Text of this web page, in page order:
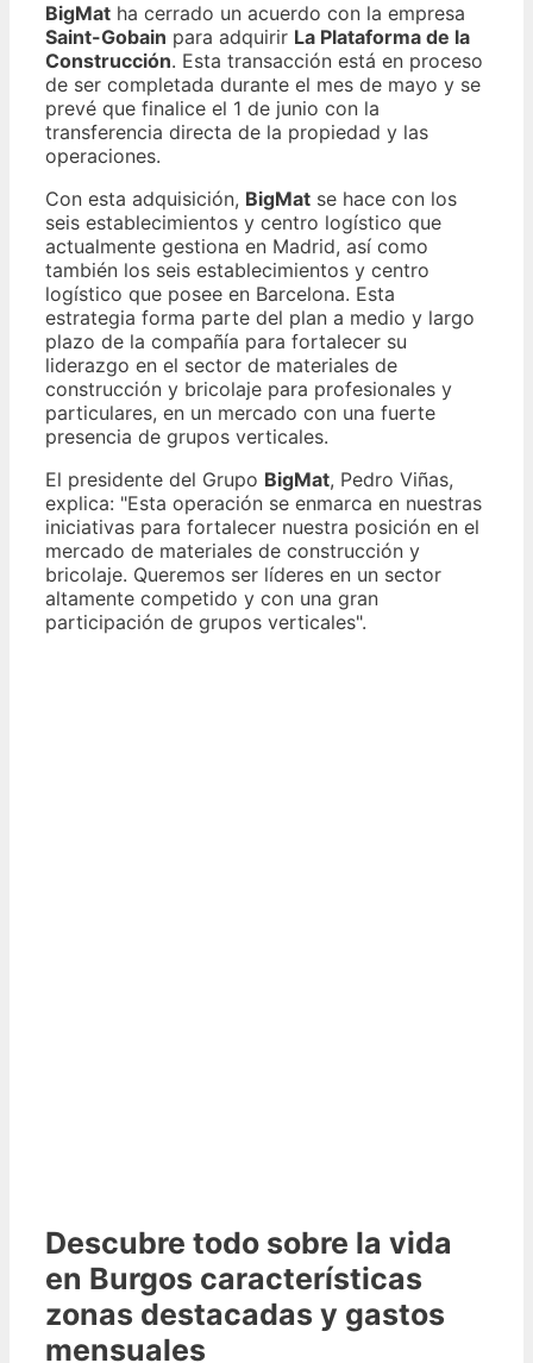
BigMat ha cerrado un acuerdo con la empresa
Saint-Gobain para adquirir La Plataforma de la
Construcción. Esta transacción está en proceso
de ser completada durante el mes de mayo y se
prevé que finalice el 1 de junio con la
transferencia directa de la propiedad y las
operaciones.
Con esta adquisición, BigMat se hace con los
seis establecimientos y centro logístico que
actualmente gestiona en Madrid, así como
también los seis establecimientos y centro
logístico que posee en Barcelona. Esta
estrategia forma parte del plan a medio y largo
plazo de la compañía para fortalecer su
liderazgo en el sector de materiales de
construcción y bricolaje para profesionales y
particulares, en un mercado con una fuerte
presencia de grupos verticales.
El presidente del Grupo BigMat, Pedro Viñas,
explica: "Esta operación se enmarca en nuestras
iniciativas para fortalecer nuestra posición en el
mercado de materiales de construcción y
bricolaje. Queremos ser líderes en un sector
altamente competido y con una gran
participación de grupos verticales".
Descubre todo sobre la vida
en Burgos características
zonas destacadas y gastos
mensuales